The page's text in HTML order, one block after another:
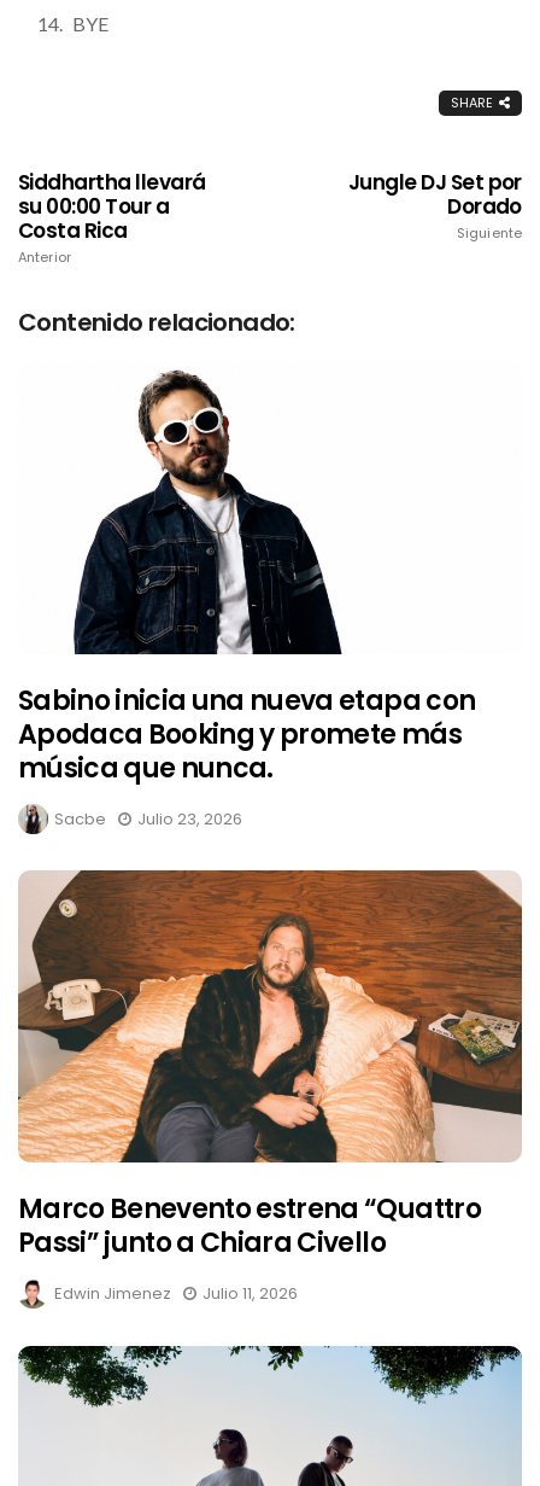
BYE
SHARE
Siddhartha llevará
su 00:00 Tour a
Costa Rica
Anterior
Jungle DJ Set por
Dorado
Siguiente
Contenido relacionado:
Sabino inicia una nueva etapa con
Apodaca Booking y promete más
música que nunca.
Sacbe Julio 23, 2026
Marco Benevento estrena “Quattro
Passi” junto a Chiara Civello
Edwin Jimenez Julio 11, 2026